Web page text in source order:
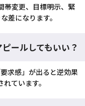
帯変更、目標明示、緊
差になります。
ールしてもいい？
求感」が出ると逆効果
ています。